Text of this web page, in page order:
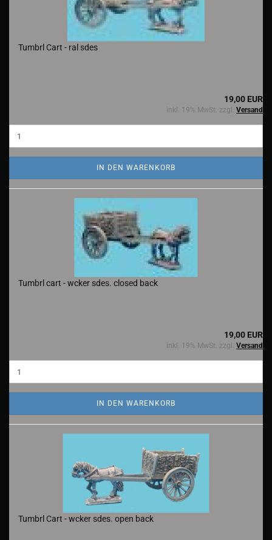
Tumbrl Cart - ral sdes
19,00 EUR
inkl. 19% MwSt. zzgl. Versand
IN DEN WARENKORB
Tumbrl cart - wcker sdes. closed back
19,00 EUR
inkl. 19% MwSt. zzgl. Versand
IN DEN WARENKORB
Tumbrl Cart - wcker sdes. open back